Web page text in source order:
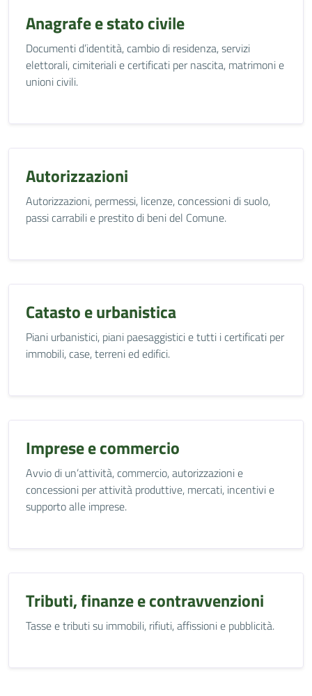
Anagrafe e stato civile
Documenti d’identità, cambio di residenza, servizi
elettorali, cimiteriali e certificati per nascita, matrimoni e
unioni civili.
Autorizzazioni
Autorizzazioni, permessi, licenze, concessioni di suolo,
passi carrabili e prestito di beni del Comune.
Catasto e urbanistica
Piani urbanistici, piani paesaggistici e tutti i certificati per
immobili, case, terreni ed edifici.
Imprese e commercio
Avvio di un’attività, commercio, autorizzazioni e
concessioni per attività produttive, mercati, incentivi e
supporto alle imprese.
Tributi, finanze e contravvenzioni
Tasse e tributi su immobili, rifiuti, affissioni e pubblicità.